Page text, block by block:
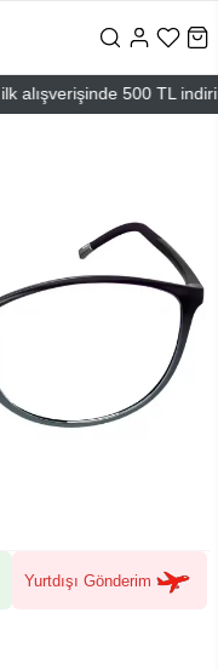
500 TL indirim
Yurtdışı Gönderim